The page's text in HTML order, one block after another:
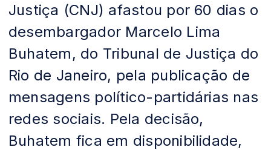
Justiça (CNJ) afastou por 60 dias o
desembargador Marcelo Lima
Buhatem, do Tribunal de Justiça do
Rio de Janeiro, pela publicação de
mensagens político-partidárias nas
redes sociais. Pela decisão,
Buhatem fica em disponibilidade,